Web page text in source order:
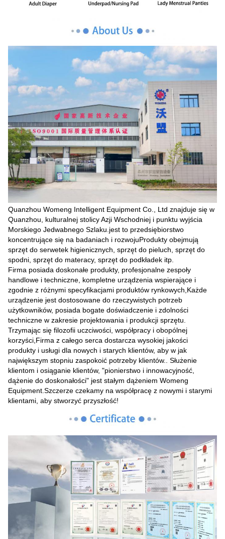
Quanzhou Womeng Intelligent Equipment Co., Ltd znajduje się w
Quanzhou, kulturalnej stolicy Azji Wschodniej i punktu wyjścia
Morskiego Jedwabnego Szlaku.jest to przedsiębiorstwo
koncentrujące się na badaniach i rozwojuProdukty obejmują
sprzęt do serwetek higienicznych, sprzęt do pieluch, sprzęt do
spodni, sprzęt do materacy, sprzęt do podkładek itp.
Firma posiada doskonałe produkty, profesjonalne zespoły
handlowe i techniczne, kompletne urządzenia wspierające i
zgodnie z różnymi specyfikacjami produktów rynkowych,Każde
urządzenie jest dostosowane do rzeczywistych potrzeb
użytkowników, posiada bogate doświadczenie i zdolności
techniczne w zakresie projektowania i produkcji sprzętu.
Trzymając się filozofii uczciwości, współpracy i obopólnej
korzyści,Firma z całego serca dostarcza wysokiej jakości
produkty i usługi dla nowych i starych klientów, aby w jak
największym stopniu zaspokoić potrzeby klientów.. Służenie
klientom i osiąganie klientów, "pionierstwo i innowacyjność,
dążenie do doskonałości" jest stałym dążeniem Womeng
Equipment.Szczerze czekamy na współpracę z nowymi i starymi
klientami, aby stworzyć przyszłość!